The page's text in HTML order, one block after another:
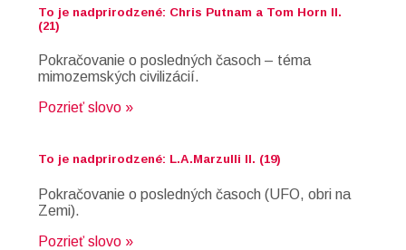
To je nadprirodzené: Chris Putnam a Tom Horn II.
(21)
Pokračovanie o posledných časoch – téma
mimozemských civilizácií.
Pozrieť slovo »
To je nadprirodzené: L.A.Marzulli II. (19)
Pokračovanie o posledných časoch (UFO, obri na
Zemi).
Pozrieť slovo »